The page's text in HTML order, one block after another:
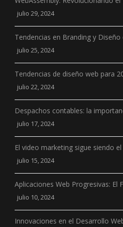
julio 29, 2024
Tendencias en Branding y Diseño
julio 25, 2024
Tendencias de diseño web para
julio 22, 2024
Despachos contables: la
julio 17, 2024
El video marketing sigue siendo
julio 15, 2024
Aplicaciones Web Progresivas: El
julio 10, 2024
Innovaciones en el Desarrollo